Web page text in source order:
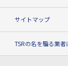
サイトマップ
TSRの名を騙る業